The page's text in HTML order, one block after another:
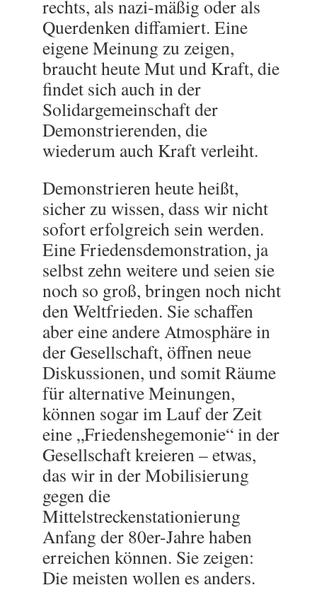
rechts, als nazi-mäßig oder als
Querdenken diffamiert. Eine
eigene Meinung zu zeigen,
braucht heute Mut und Kraft, die
findet sich auch in der
Solidargemeinschaft der
Demonstrierenden, die
wiederum auch Kraft verleiht.
Demonstrieren heute heißt,
sicher zu wissen, dass wir nicht
sofort erfolgreich sein werden.
Eine Friedensdemonstration, ja
selbst zehn weitere und seien sie
noch so groß, bringen noch nicht
den Weltfrieden. Sie schaffen
aber eine andere Atmosphäre in
der Gesellschaft, öffnen neue
Diskussionen, und somit Räume
für alternative Meinungen,
können sogar im Lauf der Zeit
eine „Friedenshegemonie“ in der
Gesellschaft kreieren – etwas,
das wir in der Mobilisierung
gegen die
Mittelstreckenstationierung
Anfang der 80er-Jahre haben
erreichen können. Sie zeigen:
Die meisten wollen es anders.